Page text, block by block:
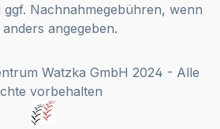
Nachnahmegebühren, wenn
angegeben.
Watzka GmbH 2024 - Alle
vorbehalten